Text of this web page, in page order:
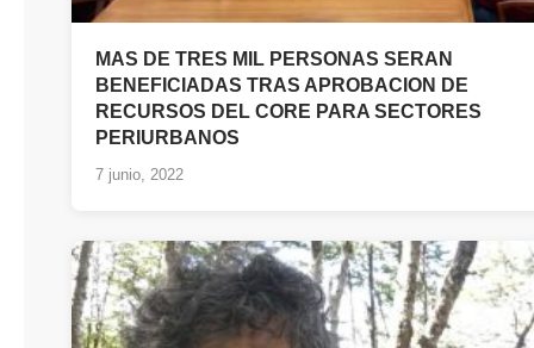
MAS DE TRES MIL PERSONAS SERAN
BENEFICIADAS TRAS APROBACION DE
RECURSOS DEL CORE PARA SECTORES
PERIURBANOS
7 junio, 2022